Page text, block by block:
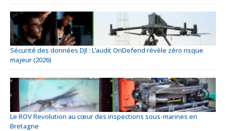
Sécurité des données DJI : L’audit OnDefend révèle zéro risque
majeur (2026)
Le ROV Revolution au cœur des inspections sous-marines en
Bretagne